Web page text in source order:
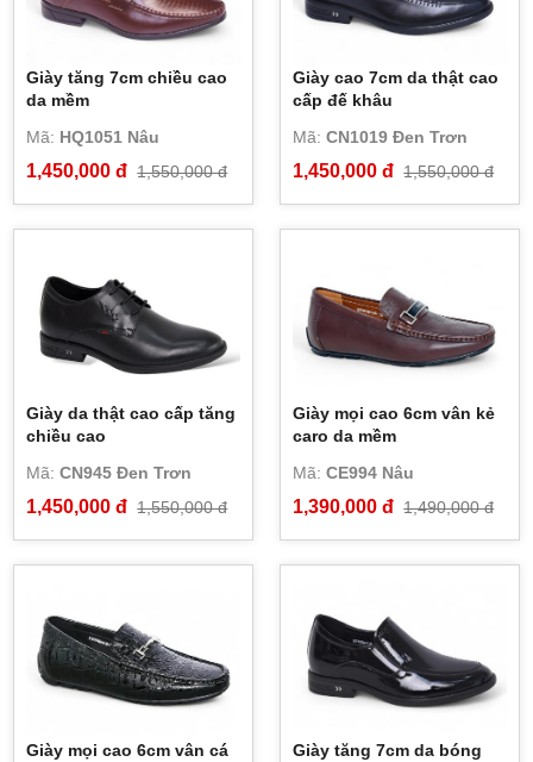
Giày tăng 7cm chiều cao
da mềm
Mã: HQ1051 Nâu
1,450,000 đ 1,550,000 đ
Giày cao 7cm da thật cao
cấp đế khâu
Mã:CN1019 Đen Trơn
1,450,000 đ 1,550,000 đ
Giày da thật cao cấp tăng
chiều cao
Mã:CN945 Đen Trơn
1,450,000 đ 1,550,000 đ
Giày mọi cao 6cm vân kẻ
caro da mềm
Mã:CE994 Nâu
1,390,000 đ 1,490,000 đ
Giày mọi cao 6cm vân cá
Giày tăng 7cm da bóng